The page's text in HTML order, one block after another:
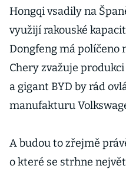
Hongqi vsadily na
využijí rakouské
Dongfeng má políčeno
Chery zvažuje
a gigant BYD by rád
manufakturu
A budou to zřejmě
o které se strhne